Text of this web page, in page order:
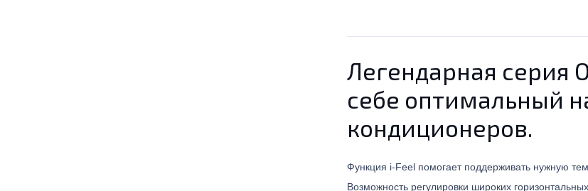
Легендарная серия
себе оптимальный
кондиционеров.
Функция i-Feel помогает поддерживать нужную
Возможность регулировки широких